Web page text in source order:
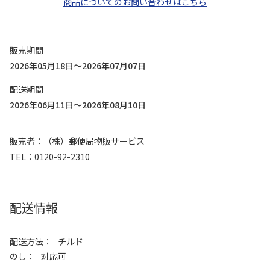
販売期間
2026年05月18日～2026年07月07日
配送期間
2026年06月11日～2026年08月10日
販売者
（株）郵便局物販サービス
TEL
0120-92-2310
配送情報
配送方法
チルド
のし
対応可